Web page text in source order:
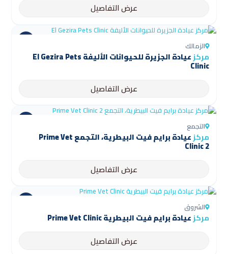
عرض التفاصيل
الزمالك
مركز عيادة الجزيرة للحيوانات الأليفة El Gezira Pets
Clinic
عرض التفاصيل
التجمع
مركز عيادة برايم فيت البيطرية، التجمع Prime Vet
Clinic 2
عرض التفاصيل
الشروق
مركزعيادة برايم فيت البيطرية Prime Vet Clinic
عرض التفاصيل